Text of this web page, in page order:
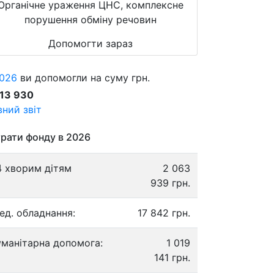
ураження ЦНС, комплексне
порушення обміну речовин
Допомогти зараз
ви допомогли на суму грн.
930
звіт
фонду в 2026
хворим дітям
2 063
939 грн.
обладнання: 17 842 грн.
допомога:
1 019
141 грн.